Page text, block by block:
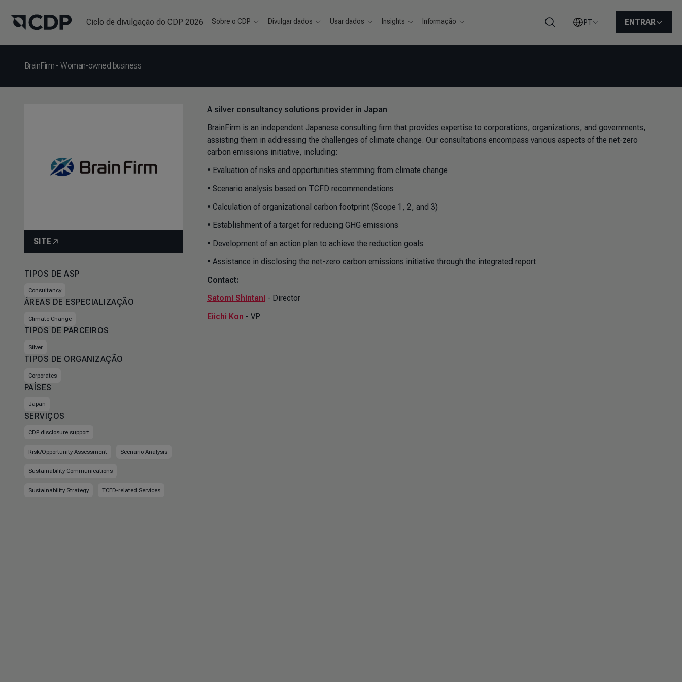
Ciclo de divulgação do CDP 2026 Sobre o CDP Divulgar dados Usar dados Insights Informação
Pesquisar
PT ENTRAR
BrainFirm - Woman-owned business
SITE
TIPOS DE ASP
Consultancy
ÁREAS DE ESPECIALIZAÇÃO
Climate Change
TIPOS DE PARCEIROS
Silver
TIPOS DE ORGANIZAÇÃO
Corporates
PAÍSES
Japan
SERVIÇOS
CDP disclosure support
Risk/Opportunity Assessment Scenario Analysis
Sustainability Communications
Sustainability Strategy TCFD-related Services
A silver consultancy solutions provider in Japan
BrainFirm is an independent Japanese consulting firm that provides expertise to corporations, organizations, and governments,
assisting them in addressing the challenges of climate change. Our consultations encompass various aspects of the net-zero
carbon emissions initiative, including:
• Evaluation of risks and opportunities stemming from climate change
• Scenario analysis based on TCFD recommendations
• Calculation of organizational carbon footprint (Scope 1, 2, and 3)
• Establishment of a target for reducing GHG emissions
• Development of an action plan to achieve the reduction goals
• Assistance in disclosing the net-zero carbon emissions initiative through the integrated report
Contact:
Satomi Shintani - Director
Eiichi Kon - VP